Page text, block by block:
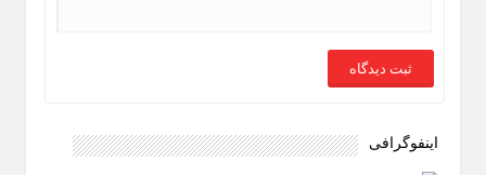
اینفوگرافی